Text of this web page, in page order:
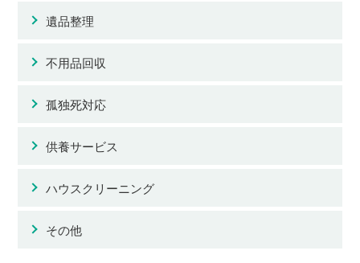
遺品整理
不用品回収
孤独死対応
供養サービス
ハウスクリーニング
その他